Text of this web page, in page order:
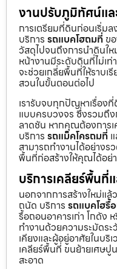
งานปรับภูมิทัศน์แ
การเตรียมที่ดินก่อนเริ่ม
บริการ รถแบคโฮถมที่ ข
วัสดุไปจนถึงการนำดินให
หน้างานมีระดับดินที่ไม่เท่
จะช่วยเกลี่ยพื้นที่ให้ราบเ
สวนในขั้นตอนต่อไป
เรารับจบทุกปัญหาเรื่อง
แบบครบวงจร ซึ่งรวมถึ
ลาดชัน หากคุณต้องการเ
บริการ รถแม็คโครถมที่
สามารถทำงานได้อย่างร
พื้นที่ก่อสร้างให้คุณได้อย่
บริการเคลียร์พื้นที่
นอกจากการสร้างใหม่แล้
ถนัด บริการ รถแบคโฮรื้
รื้อถอนอาคารเก่า โกดัง
ทำงานด้วยความระมัดระ
เคียงและผู้อยู่อาศัยในบ
เคลียร์พื้นที่ ขนย้ายเศษปู
สะอาด